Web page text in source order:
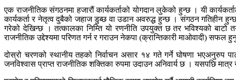
एक राजनीतिक संगठनमा हजारौं कार्यकर्ताको योगदान लुकेको हुन्छ । यी
कार्यकर्ता र नेतृत्व दुबैको जहाज डुब्छ वा उडान अवरुद्ध हुन्छ । संगठन गतिहीन
गरेको देखिन्छ । तत्कालका निम्ति यो रणनीति उपयुक्त छ तर भविश्यको बाटो
राजनीतिक उद्देश्यमा परिणत गर्न र गराउन नेकपा (क्रान्तिकारी माओवादी)
दोस्रो चरणको स्थानीय तहको निर्वाचन असार १४ गते गर्ने घोषणा भएअनुरुप
जनविश्वास प्राप्त राजनीतिक शक्तिका रुपमा उदाउन अनिवार्य छ । यसपछि